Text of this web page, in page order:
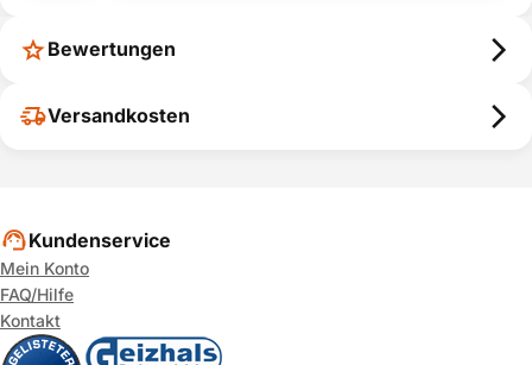
Bewertungen
Versandkosten
Kundenservice
Mein Konto
FAQ/Hilfe
Kontakt